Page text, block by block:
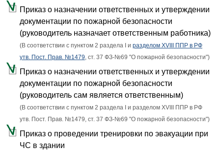
Приказ о назначении ответственных и утверждении
документации по пожарной безопасности
(руководитель назначает ответственным работника)
(В соответствии с пунктом 2 раздела I и разделом XVIII ППР в РФ
утв. Пост. Прав. №1479, ст. 37 ФЗ-№69 "О пожарной безопасности")
Приказ о назначении ответственных и утверждении
документации по пожарной безопасности
(руководитель сам является ответственным)
(В соответствии с пунктом 2 раздела I и разделом XVIII ППР в РФ
утв. Пост. Прав. №1479, ст. 37 ФЗ-№69 "О пожарной безопасности")
Приказ о проведении тренировки по эвакуации при
ЧС в здании